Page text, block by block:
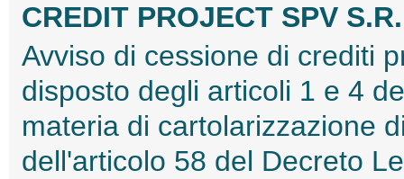
CREDIT PROJECT SPV
Avviso di cessione di crediti
disposto degli articoli 1 e 4
materia di cartolarizzazione
dell'articolo 58 del Decreto